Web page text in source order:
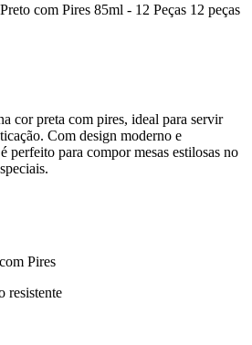
com Pires 85ml - 12 Peças 12 peças
cor preta com pires, ideal para servir
Com design moderno e
perfeito para compor mesas estilosas no
Pires
resistente